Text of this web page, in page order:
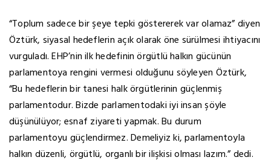
“Toplum sadece bir şeye tepki göstererek var olamaz” diyen
Öztürk, siyasal hedeflerin açık olarak öne sürülmesi ihtiyacını
vurguladı. EHP’nin ilk hedefinin örgütlü halkın gücünün
parlamentoya rengini vermesi olduğunu söyleyen Öztürk,
“Bu hedeflerin bir tanesi halk örgütlerinin güçlenmiş
parlamentodur. Bizde parlamentodaki iyi insan şöyle
düşünülüyor; esnaf ziyareti yapmak. Bu durum
parlamentoyu güçlendirmez. Demeliyiz ki, parlamentoyla
halkın düzenli, örgütlü, organlı bir ilişkisi olması lazım.” dedi.